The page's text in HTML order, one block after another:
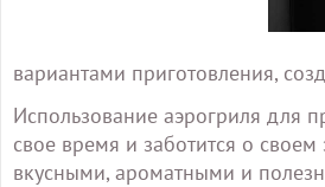
вариантами приготовления,
Использование аэрогриля для
свое время и заботится о своем
вкусными, ароматными и